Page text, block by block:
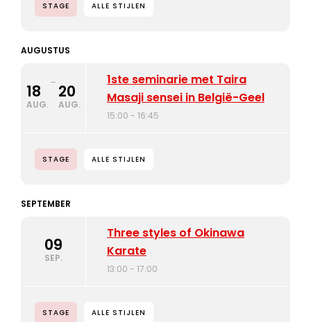
STAGE ALLE STIJLEN
AUGUSTUS
18
AUG.
- 20
AUG.
1ste seminarie met Taira
Masaji sensei in België-Geel
15:00 - 16:45
STAGE ALLE STIJLEN
SEPTEMBER
09
SEP.
Three styles of Okinawa
Karate
13:00 - 17:00
STAGE ALLE STIJLEN